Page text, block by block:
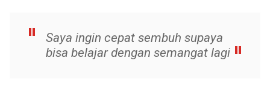
Saya ingin cepat sembuh supaya
bisa belajar dengan semangat lagi